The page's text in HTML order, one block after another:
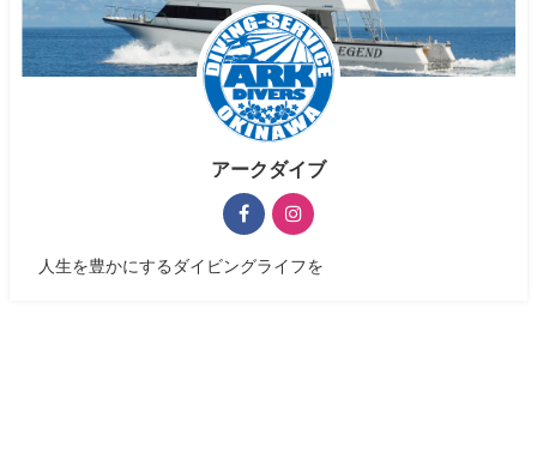
アークダイブ
人生を豊かにするダイビングライフを